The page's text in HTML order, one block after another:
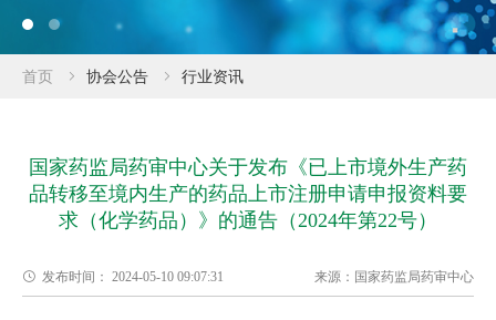
首页 协会公告 行业资讯
国家药监局药审中心关于发布《已上市境外生产药
品转移至境内生产的药品上市注册申请申报资料要
求（化学药品）》的通告（2024年第22号）
发布时间： 2024-05-10 09:07:31 来源： 国家药监局药审中心